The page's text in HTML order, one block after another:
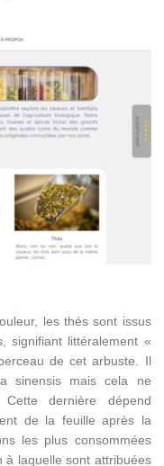
les thés sont issus
signifiant littéralement «
de cet arbuste. Il
sinensis mais cela ne
dernière dépend
de la feuille après la
les plus consommées
à laquelle sont attribuées